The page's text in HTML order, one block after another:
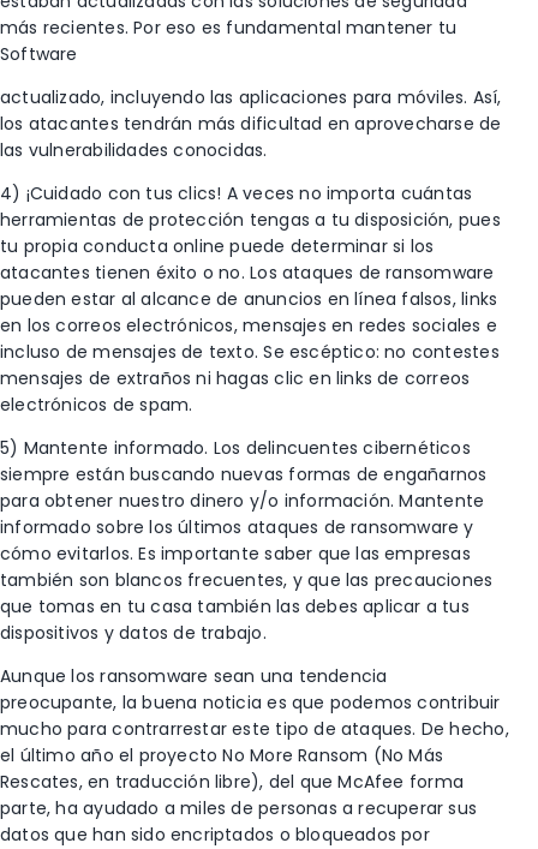
más recientes. Por eso es fundamental mantener tu
Software
actualizado, incluyendo las aplicaciones para móviles. Así,
los atacantes tendrán más dificultad en aprovecharse de
las vulnerabilidades conocidas.
4) ¡Cuidado con tus clics! A veces no importa cuántas
herramientas de protección tengas a tu disposición, pues
tu propia conducta online puede determinar si los
atacantes tienen éxito o no. Los ataques de ransomware
pueden estar al alcance de anuncios en línea falsos, links
en los correos electrónicos, mensajes en redes sociales e
incluso de mensajes de texto. Se escéptico: no contestes
mensajes de extraños ni hagas clic en links de correos
electrónicos de spam.
5) Mantente informado. Los delincuentes cibernéticos
siempre están buscando nuevas formas de engañarnos
para obtener nuestro dinero y/o información. Mantente
informado sobre los últimos ataques de ransomware y
cómo evitarlos. Es importante saber que las empresas
también son blancos frecuentes, y que las precauciones
que tomas en tu casa también las debes aplicar a tus
dispositivos y datos de trabajo.
Aunque los ransomware sean una tendencia
preocupante, la buena noticia es que podemos contribuir
mucho para contrarrestar este tipo de ataques. De hecho,
el último año el proyecto No More Ransom (No Más
Rescates, en traducción libre), del que McAfee forma
parte, ha ayudado a miles de personas a recuperar sus
datos que han sido encriptados o bloqueados por